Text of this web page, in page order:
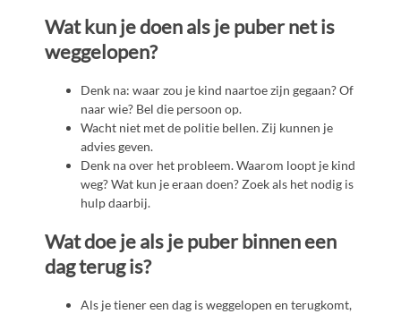
Wat kun je doen als je puber net is
weggelopen?
Denk na: waar zou je kind naartoe zijn gegaan? Of
naar wie? Bel die persoon op.
Wacht niet met de politie bellen. Zij kunnen je
advies geven.
Denk na over het probleem. Waarom loopt je kind
weg? Wat kun je eraan doen? Zoek als het nodig is
hulp daarbij.
Wat doe je als je puber binnen een
dag terug is?
Als je tiener een dag is weggelopen en terugkomt,